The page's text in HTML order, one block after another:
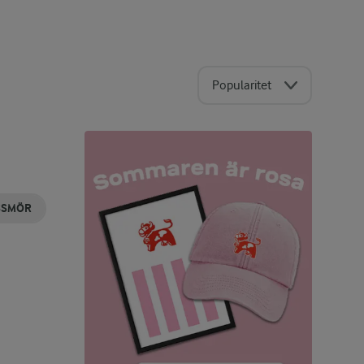
Popularitet